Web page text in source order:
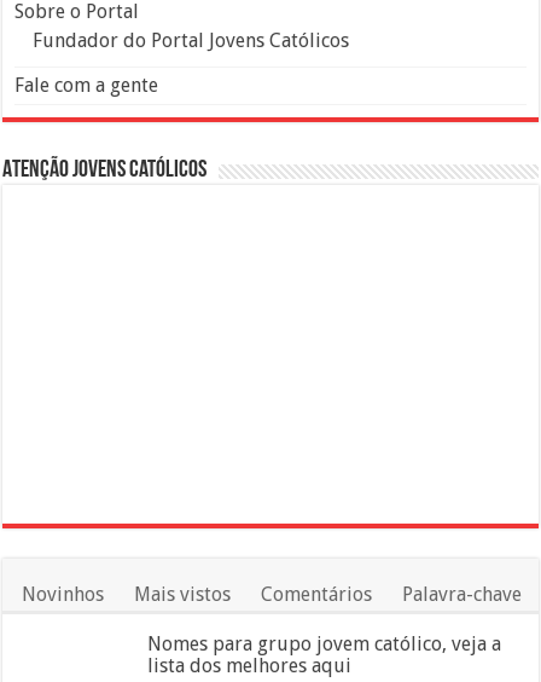
Sobre o Portal
Fundador do Portal Jovens Católicos
Fale com a gente
Atenção Jovens Católicos
Novinhos Mais vistos Comentários Palavra-chave
Nomes para grupo jovem católico, veja a
lista dos melhores aqui